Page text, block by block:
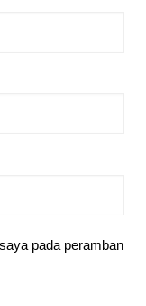
pada peramban